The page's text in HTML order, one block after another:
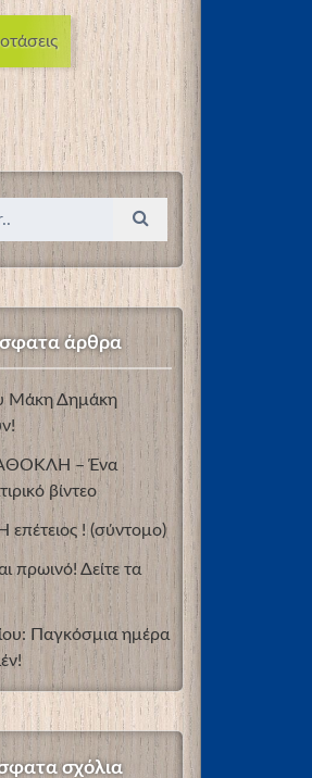
άρθρα
Μάκη Δημάκη
– Ένα
βίντεο
επέτειος ! (σύντομο)
πρωινό! Δείτε τα
Παγκόσμια ημέρα
σχόλια